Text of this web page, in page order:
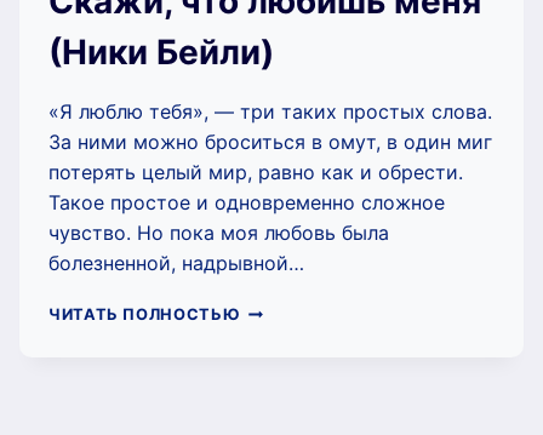
(Ники Бейли)
«Я люблю тебя», — три таких простых слова.
За ними можно броситься в омут, в один миг
потерять целый мир, равно как и обрести.
Такое простое и одновременно сложное
чувство. Но пока моя любовь была
болезненной, надрывной…
ЧИТАТЬ ПОЛНОСТЬЮ СКАЖИ,